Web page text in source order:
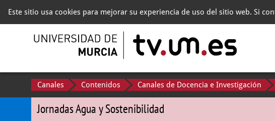
Este sitio usa cookies para mejorar su experiencia de uso del sitio web. Si
Canales Contenidos Canales de Docencia e Investigación
Jornadas Agua y Sostenibilidad